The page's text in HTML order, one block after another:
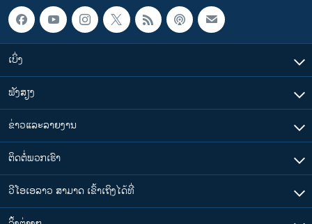
ເບິ່ງ
ຟັງສຽງ
ຂ່າວແລະລາຍງານ
ຕິດຕໍ່ພວກເຮົາ
ວີໂອເອລາວ ສາມາດ ເຂົ້າເຖິງໄດ້ທີ່